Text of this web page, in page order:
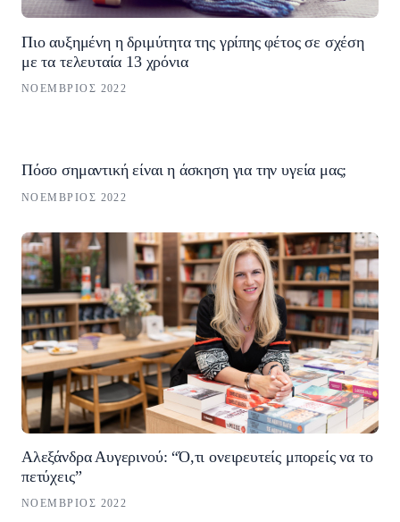
Πιο αυξημένη η δριμύτητα της γρίπης φέτος σε σχέση
με τα τελευταία 13 χρόνια
ΝΟΈΜΒΡΙΟΣ 2022
Πόσο σημαντική είναι η άσκηση για την υγεία μας;
ΝΟΈΜΒΡΙΟΣ 2022
Αλεξάνδρα Αυγερινού: “Ό,τι ονειρευτείς μπορείς να το
πετύχεις”
ΝΟΈΜΒΡΙΟΣ 2022